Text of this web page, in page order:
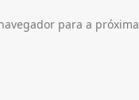
para a